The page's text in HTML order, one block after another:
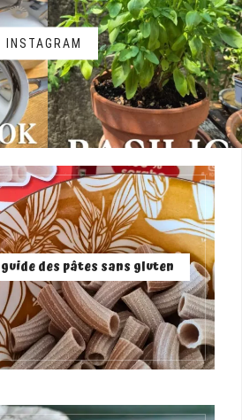
INSTAGRAM
des pâtes sans gluten